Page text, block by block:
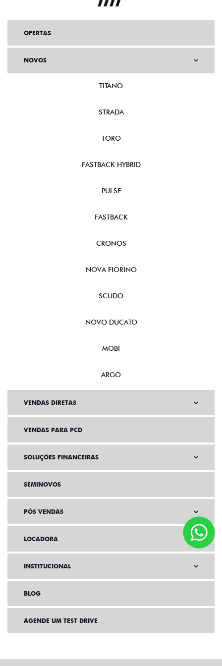
OFERTAS
NOVOS
TITANO
STRADA
TORO
FASTBACK HYBRID
PULSE
FASTBACK
CRONOS
NOVA FIORINO
SCUDO
NOVO DUCATO
MOBI
ARGO
VENDAS DIRETAS
VENDAS PARA PCD
SOLUÇÕES FINANCEIRAS
SEMINOVOS
PÓS VENDAS
LOCADORA
INSTITUCIONAL
BLOG
AGENDE UM TEST DRIVE